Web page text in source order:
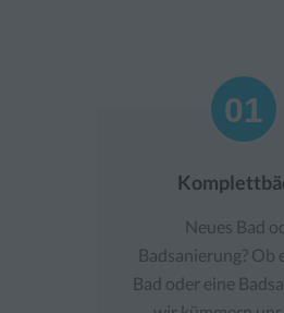
01
01
Neues Bad
Badsanierung? Ob
Bad oder eine